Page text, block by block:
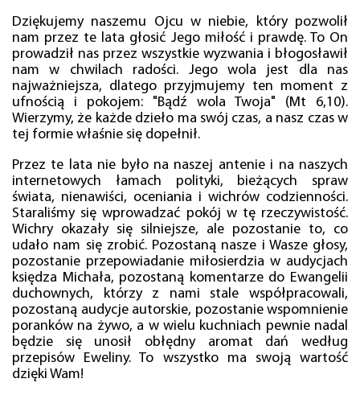
Dziękujemy naszemu Ojcu w niebie, który pozwolił
nam przez te lata głosić Jego miłość i prawdę. To On
prowadził nas przez wszystkie wyzwania i błogosławił
nam w chwilach radości. Jego wola jest dla nas
najważniejsza, dlatego przyjmujemy ten moment z
ufnością i pokojem: "Bądź wola Twoja" (Mt 6,10).
Wierzymy, że każde dzieło ma swój czas, a nasz czas w
tej formie właśnie się dopełnił.
Przez te lata nie było na naszej antenie i na naszych
internetowych łamach polityki, bieżących spraw
świata, nienawiści, oceniania i wichrów codzienności.
Staraliśmy się wprowadzać pokój w tę rzeczywistość.
Wichry okazały się silniejsze, ale pozostanie to, co
udało nam się zrobić. Pozostaną nasze i Wasze głosy,
pozostanie przepowiadanie miłosierdzia w audycjach
księdza Michała, pozostaną komentarze do Ewangelii
duchownych, którzy z nami stale współpracowali,
pozostaną audycje autorskie, pozostanie wspomnienie
poranków na żywo, a w wielu kuchniach pewnie nadal
będzie się unosił obłędny aromat dań według
przepisów Eweliny. To wszystko ma swoją wartość
dzięki Wam!